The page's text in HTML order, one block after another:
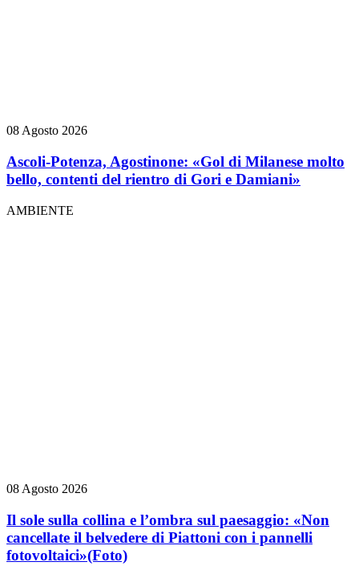
08 Agosto 2026
Ascoli-Potenza, Agostinone: «Gol di Milanese molto
bello, contenti del rientro di Gori e Damiani»
AMBIENTE
08 Agosto 2026
Il sole sulla collina e l’ombra sul paesaggio: «Non
cancellate il belvedere di Piattoni con i pannelli
fotovoltaici»(Foto)